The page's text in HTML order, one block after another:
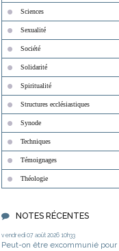
Sciences
Sexualité
Société
Solidarité
Spiritualité
Structures ecclésiastiques
Synode
Techniques
Témoignages
Théologie
NOTES RÉCENTES
vendredi 07 août 2026 10h33
Peut-on être excommunié pour